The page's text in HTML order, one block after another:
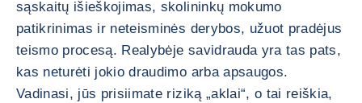
sąskaitų išieškojimas, skolininkų mokumo
patikrinimas ir neteisminės derybos, užuot pradėjus
teismo procesą. Realybėje savidrauda yra tas pats,
kas neturėti jokio draudimo arba apsaugos.
Vadinasi, jūs prisiimate riziką „aklai“, o tai reiškia,